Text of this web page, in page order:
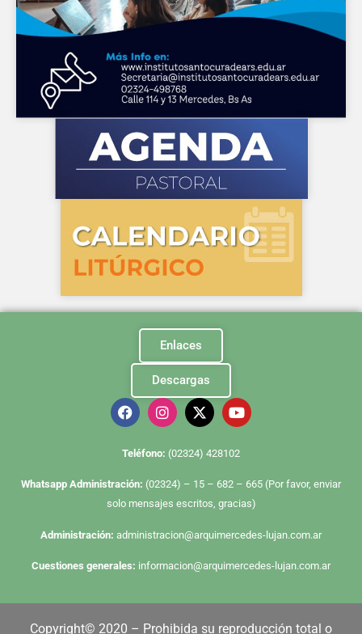
Enlaces
Descargas
Te léfono: (02324) 428102
Whatsapp Administración: (02324) – 15 – 682 – 665 (Por favor, enviar
solo mensajes escritos, gracias)
Administración: administracion@arquimercedes-lujan.com.ar
Cuestiones generales: informacion@arquimercedes-lujan.com.ar
Copyright© 2020 – Prohibida su reproducción total o